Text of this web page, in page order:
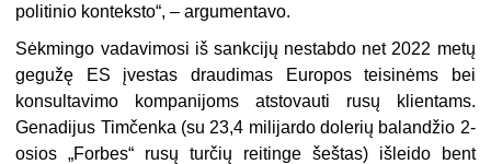
politinio konteksto“, – argumentavo.
Sėkmingo vadavimosi iš sankcijų nestabdo net 2022 metų
gegužę ES įvestas draudimas Europos teisinėms bei
konsultavimo kompanijoms atstovauti rusų klientams.
Genadijus Timčenka (su 23,4 milijardo dolerių balandžio 2-
osios „Forbes“ rusų turčių reitinge šeštas) išleido bent